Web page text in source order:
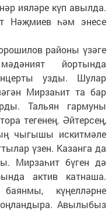
ияләре күп авылда.
Нәҗмиев һәм энесе
районы үзәге
йортында
узды. Шулар
Мирзаһит та бар
Тальян гармуны
тегенең. Әйтерсең,
чыгышы искитмәле
үзен. Казанга да
Мирзаһит бүген дә
актив катнаша.
күңелләрне
Авылыбыз